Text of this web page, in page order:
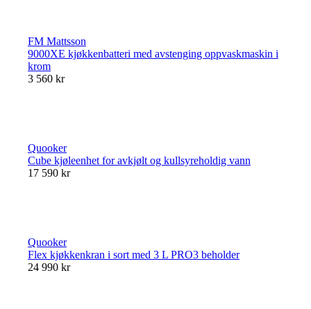
FM Mattsson
9000XE kjøkkenbatteri med avstenging oppvaskmaskin i
krom
3 560 kr
Quooker
Cube kjøleenhet for avkjølt og kullsyreholdig vann
17 590 kr
Quooker
Flex kjøkkenkran i sort med 3 L PRO3 beholder
24 990 kr